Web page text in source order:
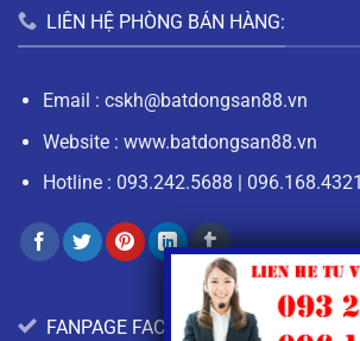
LIÊN HỆ PHÒNG BÁN HÀNG:
Email : cskh@batdongsan88.vn
Website : www.batdongsan88.vn
Hotline : 093.242.5688 096.168.4321
FANPAGE FACEBOOK: